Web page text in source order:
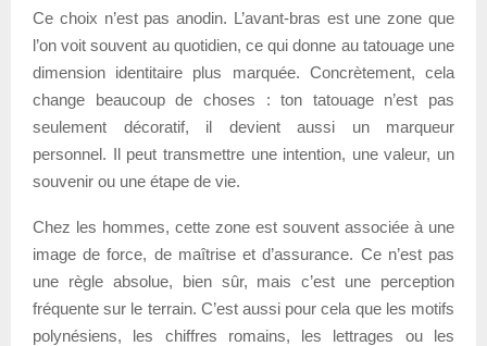
Ce choix n’est pas anodin. L’avant-bras est une zone que
l’on voit souvent au quotidien, ce qui donne au tatouage une
dimension identitaire plus marquée. Concrètement, cela
change beaucoup de choses : ton tatouage n’est pas
seulement décoratif, il devient aussi un marqueur
personnel. Il peut transmettre une intention, une valeur, un
souvenir ou une étape de vie.
Chez les hommes, cette zone est souvent associée à une
image de force, de maîtrise et d’assurance. Ce n’est pas
une règle absolue, bien sûr, mais c’est une perception
fréquente sur le terrain. C’est aussi pour cela que les motifs
polynésiens, les chiffres romains, les lettrages ou les